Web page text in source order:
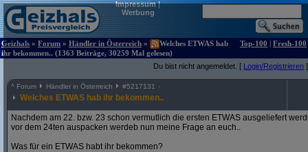
Impressum|
Werbung
Geizhals » Forum » Händler in Österreich »
Welches ETWAS hab
ihr bekommen.. (1363 Beiträge, 30259 Mal gelesen)
Top-100 | Fresh-100
Du bist nicht angemeldet. [ Login/Registrieren ]
^ Forum Händler in Österreich #5217131
Welches ETWAS hab ihr bekommen..
Nachdem am 22. bzw. 23 schon vermutlich die ersten ETWAS ausgeliefert
vor dem 24ten auspacken werdeb nun meine Frage an euch..
Was für ein ETWAS habt ihr bekommen?